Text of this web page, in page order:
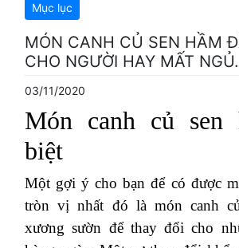
Mục lục
MÓN CANH CỦ SEN HẦM
CHO NGƯỜI HAY MẤT NGỦ.
03/11/2020
Món canh củ sen
biệt
Một gợi ý cho bạn để có được
tròn vị nhất đó là món canh
xương sườn để thay đổi cho